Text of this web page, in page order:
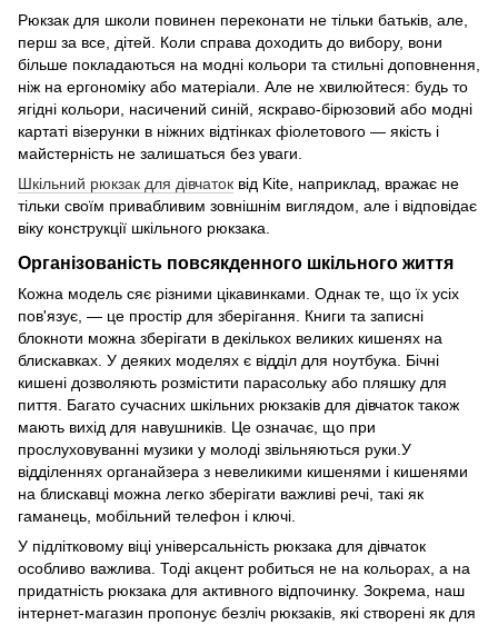
Рюкзак для школи повинен переконати не тільки батьків, але,
перш за все, дітей. Коли справа доходить до вибору, вони
більше покладаються на модні кольори та стильні доповнення,
ніж на ергономіку або матеріали. Але не хвилюйтеся: будь то
ягідні кольори, насичений синій, яскраво-бірюзовий або модні
картаті візерунки в ніжних відтінках фіолетового — якість і
майстерність не залишаться без уваги.
Шкільний рюкзак для дівчаток від Kite, наприклад, вражає не
тільки своїм привабливим зовнішнім виглядом, але і відповідає
віку конструкції шкільного рюкзака.
Організованість повсякденного шкільного життя
Кожна модель сяє різними цікавинками. Однак те, що їх усіх
пов'язує, — це простір для зберігання. Книги та записні
блокноти можна зберігати в декількох великих кишенях на
блискавках. У деяких моделях є відділ для ноутбука. Бічні
кишені дозволяють розмістити парасольку або пляшку для
пиття. Багато сучасних шкільних рюкзаків для дівчаток також
мають вихід для навушників. Це означає, що при
прослуховуванні музики у молоді звільняються руки.У
відділеннях органайзера з невеликими кишенями і кишенями
на блискавці можна легко зберігати важливі речі, такі як
гаманець, мобільний телефон і ключі.
У підлітковому віці універсальність рюкзака для дівчаток
особливо важлива. Тоді акцент робиться не на кольорах, а на
придатність рюкзака для активного відпочинку. Зокрема, наш
інтернет-магазин пропонує безліч рюкзаків, які створені як для